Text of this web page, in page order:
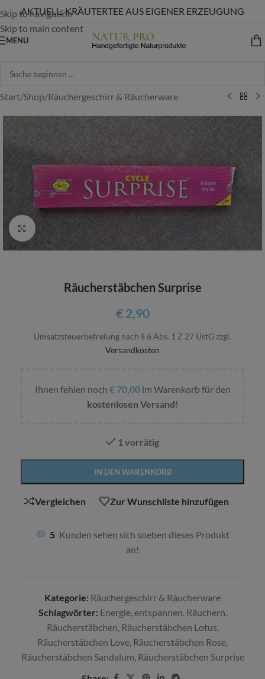
Skip to navigation
Skip to main content
AKTUELL: KRÄUTERTEE AUS EIGENER ERZEUGUNG
MENU
Start/Shop/Räuchergeschirr & Räucherware
Zum vergrößern anklicken
Räucherstäbchen Surprise
€2,90
Umsatzsteuerbefreiung nach § 6 Abs. 1 Z 27 UstG zzgl.
Versandkosten
Ihnen fehlen noch €70,00im Warenkorb für den
kostenlosen Versand!
1 vorrätig
IN DEN WARENKORB
Alternative:
Vergleichen Zur Wunschliste hinzufügen
5 Kunden sehen sich soeben dieses Produkt
an!
Kategorie: Räuchergeschirr & Räucherware
Schlagwörter: Energie,entspannen, Räuchern,
Räucherstäbchen, Räucherstäbchen Lotus,
Räucherstäbchen Love, Räucherstäbchen Rose,
Räucherstäbchen Sandalum, Räucherstäbchen Surprise